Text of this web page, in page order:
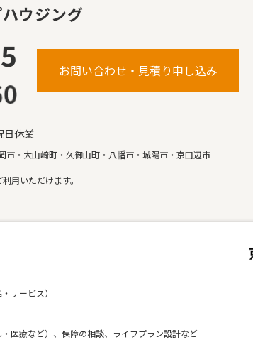
ウジング
お問い合わせ・見積り申し込み
日休業
・大山崎町・久御山町・八幡市・城陽市・京田辺市
用いただけます。
サービス）
医療など）、保障の相談、ライフプラン設計など